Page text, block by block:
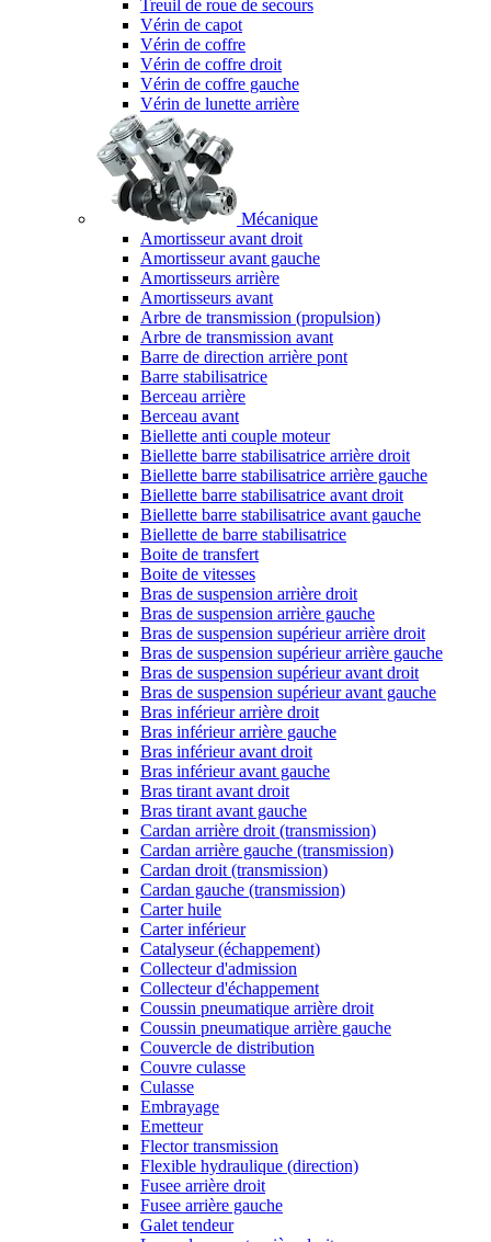
Treuil de roue de secours
Vérin de capot
Vérin de coffre
Vérin de coffre droit
Vérin de coffre gauche
Vérin de lunette arrière
Mécanique
Amortisseur avant droit
Amortisseur avant gauche
Amortisseurs arrière
Amortisseurs avant
Arbre de transmission (propulsion)
Arbre de transmission avant
Barre de direction arrière pont
Barre stabilisatrice
Berceau arrière
Berceau avant
Biellette anti couple moteur
Biellette barre stabilisatrice arrière droit
Biellette barre stabilisatrice arrière gauche
Biellette barre stabilisatrice avant droit
Biellette barre stabilisatrice avant gauche
Biellette de barre stabilisatrice
Boite de transfert
Boite de vitesses
Bras de suspension arrière droit
Bras de suspension arrière gauche
Bras de suspension supérieur arrière droit
Bras de suspension supérieur arrière gauche
Bras de suspension supérieur avant droit
Bras de suspension supérieur avant gauche
Bras inférieur arrière droit
Bras inférieur arrière gauche
Bras inférieur avant droit
Bras inférieur avant gauche
Bras tirant avant droit
Bras tirant avant gauche
Cardan arrière droit (transmission)
Cardan arrière gauche (transmission)
Cardan droit (transmission)
Cardan gauche (transmission)
Carter huile
Carter inférieur
Catalyseur (échappement)
Collecteur d'admission
Collecteur d'échappement
Coussin pneumatique arrière droit
Coussin pneumatique arrière gauche
Couvercle de distribution
Couvre culasse
Culasse
Embrayage
Emetteur
Flector transmission
Flexible hydraulique (direction)
Fusee arrière droit
Fusee arrière gauche
Galet tendeur